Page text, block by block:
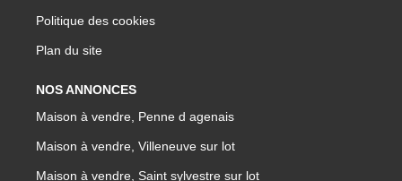
Politique des cookies
Plan du site
NOS ANNONCES
Maison à vendre, Penne d agenais
Maison à vendre, Villeneuve sur lot
Maison à vendre, Saint sylvestre sur lot